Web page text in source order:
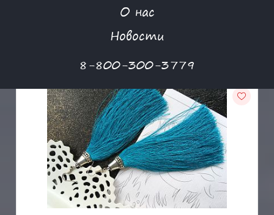
О нас
Новости
8-800-300-3779